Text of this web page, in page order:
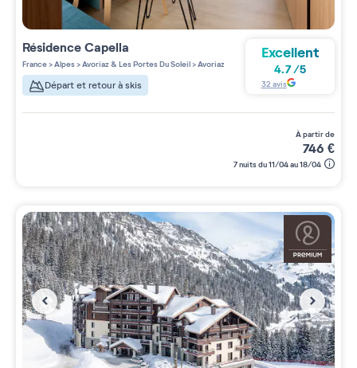
RésidenceCapella
France>Alpes>Avoriaz & Les Portes Du Soleil>Avoriaz
Départ et retour à skis
Excellent
4.7/5
32 avis
à partir de
746 €
7 nuits du 11/04 au 18/04